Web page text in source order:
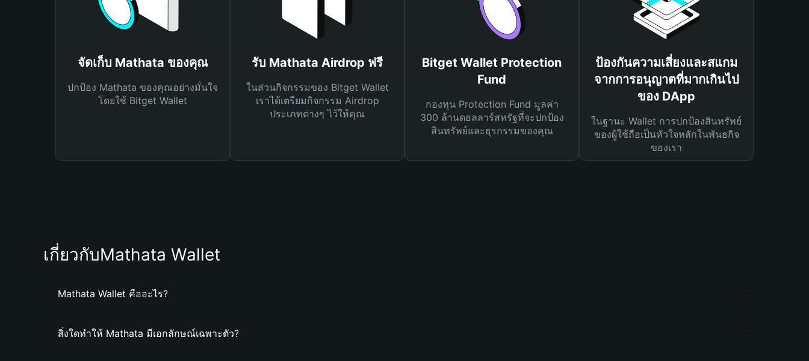
จัดเก็บ Mathata ของคุณ
ปกป้อง Mathata ของคุณอย่างมั่นใจ
โดยใช้ Bitget Wallet
รับ Mathata Airdrop ฟรี
ในส่วนกิจกรรมของ Bitget Wallet
เราได้เตรียมกิจกรรม Airdrop
ประเภทต่างๆ ไว้ให้คุณ
Bitget Wallet Protection
Fund
กองทุน Protection Fund มูลค่า
300 ล้านดอลลาร์สหรัฐที่จะปกป้อง
สินทรัพย์และธุรกรรมของคุณ
ป้องกันความเสี่ยงและสแกม
จากการอนุญาตที่มากเกินไป
ของ DApp
ในฐานะ Wallet การปกป้องสินทรัพย์
ของผู้ใช้ถือเป็นหัวใจหลักในพันธกิจ
ของเรา
เกี่ยวกับMathata Wallet
Mathata Wallet คืออะไร?
สิ่งใดทำให้ Mathata มีเอกลักษณ์เฉพาะตัว?